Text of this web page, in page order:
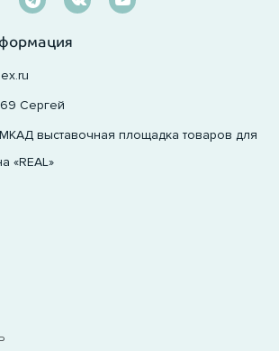
Сергей
выставочная площадка товаров для
«REAL»